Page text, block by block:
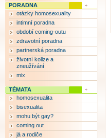
PORADNA
otázky homosexuality
intimní poradna
období coming-outu
zdravotní poradna
partnerská poradna
životní kolize a
zneužívání
mix
TÉMATA
homosexualita
bisexualita
mohu být gay?
coming out
já a rodiče